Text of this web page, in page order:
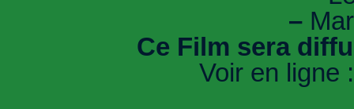
–
Ce Film sera
Voir en ligne